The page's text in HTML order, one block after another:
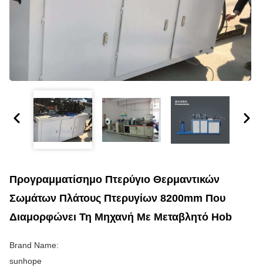
Προγραμματίσημο Πτερύγιο Θερμαντικών
Σωμάτων Πλάτους Πτερυγίων 8200mm Που
Διαμορφώνει Τη Μηχανή Με Μεταβλητό Hob
Brand Name:
sunhope